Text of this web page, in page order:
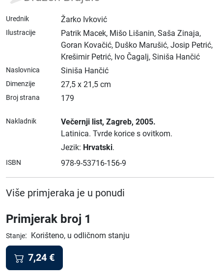
Urednik Žarko Ivković
Ilustracije
Patrik Macek, Mišo Lišanin, Saša Zinaja,
Goran Kovačić, Duško Marušić, Josip Petrić,
Krešimir Petrić, Ivo Čagalj, Siniša Hančić
Naslovnica Siniša Hančić
Dimenzije 27,5 x 21,5 cm
Broj strana 179
Nakladnik Večernji list, Zagreb, 2005.
Latinica. Tvrde korice s ovitkom.
Jezik: Hrvatski.
ISBN 978-9-53716-156-9
Više primjeraka je u ponudi
Primjerak broj 1
Stanje: Korišteno, u odličnom stanju
7,24 €